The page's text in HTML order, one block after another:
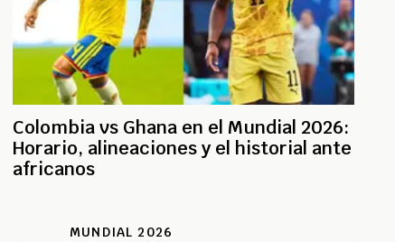
Colombia vs Ghana en el Mundial 2026:
Horario, alineaciones y el historial ante
africanos
MUNDIAL 2026